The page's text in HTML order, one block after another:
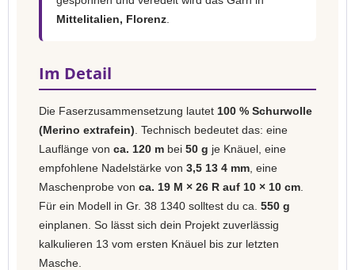
Mittelitalien, Florenz
Im Detail
Die Faserzusammensetzung lautet 100 % Schurwolle
(Merino extrafein) . Technisch bedeutet das: eine
Lauflänge von ca. 120 m bei 50 g je Knäuel, eine
empfohlene Nadelstärke von 3,5 13 4 mm , eine
Maschenprobe von ca. 19 M × 26 R auf 10 × 10 cm
Für ein Modell in Gr. 38 1340 solltest du ca. 550 g
einplanen. So lässt sich dein Projekt zuverlässig
kalkulieren 13 vom ersten Knäuel bis zur letzten
Masche.